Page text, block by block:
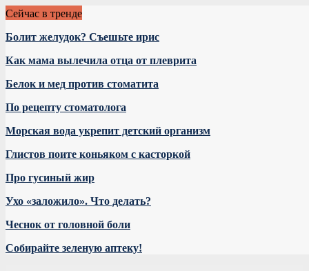
Сейчас в тренде
Болит желудок? Съешьте ирис
Как мама вылечила отца от плеврита
Белок и мед против стоматита
По рецепту стоматолога
Морская вода укрепит детский организм
Глистов поите коньяком с касторкой
Про гусиный жир
Ухо «заложило». Что делать?
Чеснок от головной боли
Собирайте зеленую аптеку!